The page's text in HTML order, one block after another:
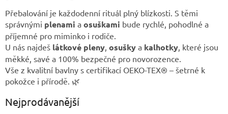
Přebalování je každodenní rituál plný blízkosti. S těmi
správnými plenami a osuškami bude rychlé, pohodlné a
příjemné pro miminko i rodiče.
U nás najdeš látkové pleny, osušky a kalhotky, které jsou
měkké, savé a 100% bezpečné pro novorozence.
Vše z kvalitní bavlny s certifikací OEKO-TEX® – šetrné k
pokožce i přírodě. 🌿
Nejprodávanější